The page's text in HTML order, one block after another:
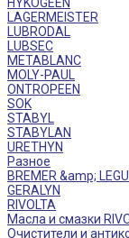
LAGERMEISTER
LUBRODAL
LUBSEC
METABLANC
MOLY-PAUL
ONTROPEEN
SOK
STABYL
STABYLAN
URETHYN
Разное
BREMER &amp;
GERALYN
RIVOLTA
Масла и смазки
Очистители и